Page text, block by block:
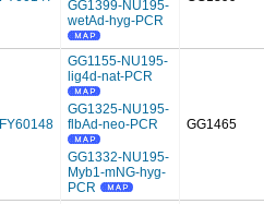
GG1399-NU195-
wetAd-hyg-PCR
FY60148
GG1155-NU195-
lig4d-nat-PCR
GG1325-NU195-
flbAd-neo-PCR
GG1332-NU195-
Myb1-mNG-hyg-
PCR
GG1465